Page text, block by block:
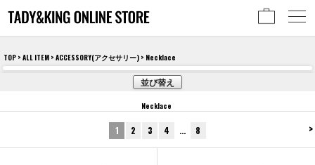
TOP > ALL ITEM > ACCESSORY(アクセサリー) > Necklace
並び替え
Necklace
>
1 2 3 4 … 8